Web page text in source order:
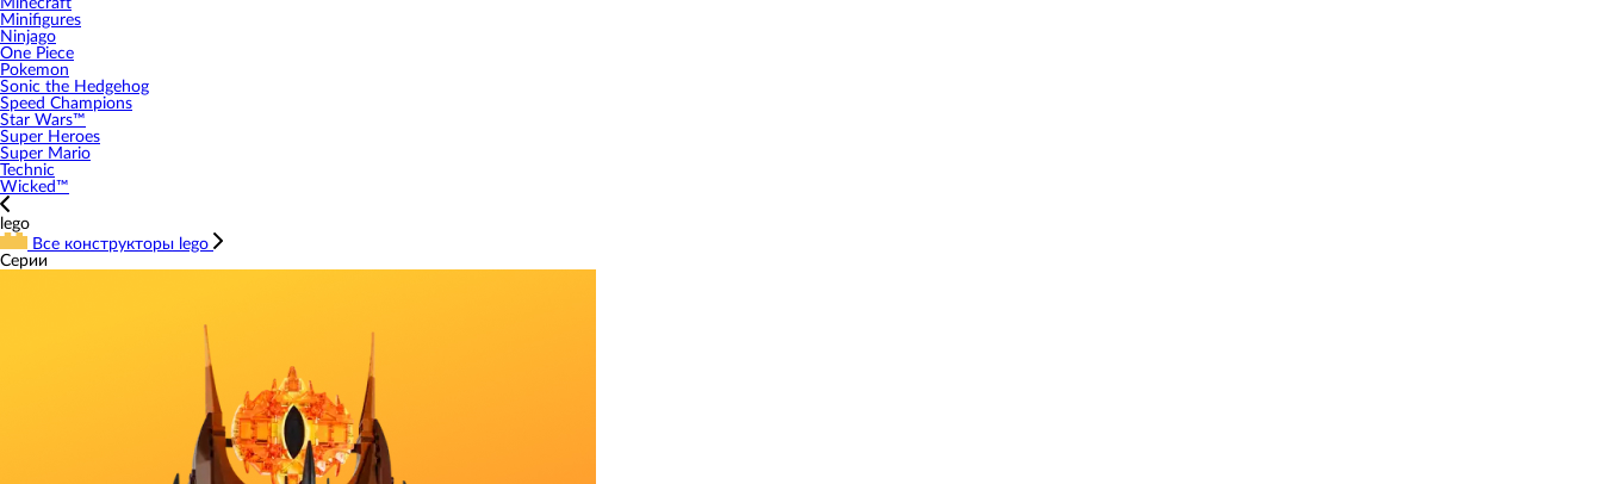
Minecraft
Minifigures
Ninjago
One Piece
Pokemon
Sonic the Hedgehog
Speed Champions
Star Wars™
Super Heroes
Super Mario
Technic
Wicked™
lego
Все конструкторы lego
Серии